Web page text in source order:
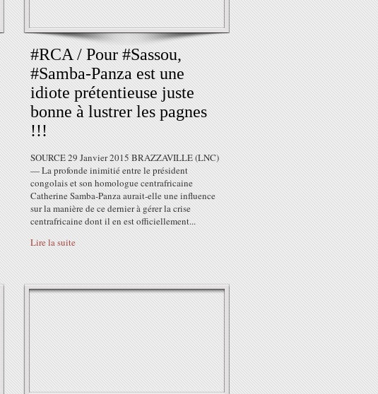
#RCA / Pour #Sassou,
#Samba-Panza est une
idiote prétentieuse juste
bonne à lustrer les pagnes
!!!
SOURCE 29 Janvier 2015 BRAZZAVILLE (LNC)
— La profonde inimitié entre le président
congolais et son homologue centrafricaine
Catherine Samba-Panza aurait-elle une influence
sur la manière de ce dernier à gérer la crise
centrafricaine dont il en est officiellement...
Lire la suite